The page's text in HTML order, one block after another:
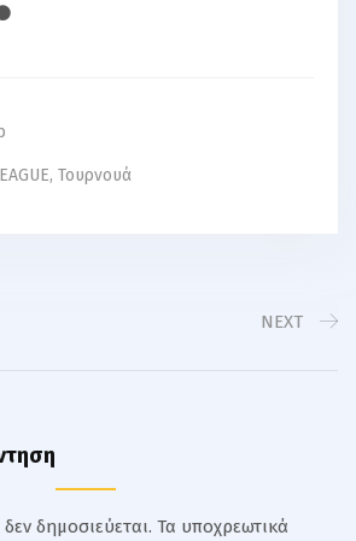
, Τουρνουά
NEXT
δημοσιεύεται. Τα υποχρεωτικά